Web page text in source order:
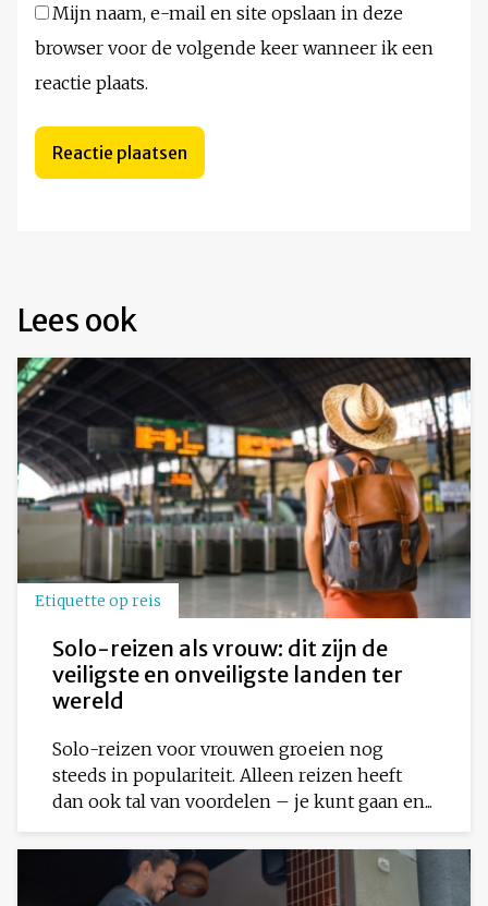
Mijn naam, e-mail en site opslaan in deze
browser voor de volgende keer wanneer ik een
reactie plaats.
Lees ook
Etiquette op reis
Solo-reizen als vrouw: dit zijn de
veiligste en onveiligste landen ter
wereld
Solo-reizen voor vrouwen groeien nog
steeds in populariteit. Alleen reizen heeft
dan ook tal van voordelen – je kunt gaan en...